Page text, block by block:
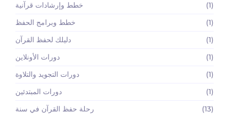
خطط وإرشادات قرآنية
(1)
خطط وبرامج الحفظ
(1)
دليلك لحفظ القرآن
(1)
دورات الأونلاين
(1)
دورات التجويد والتلاوة
(1)
دورات المبتدئين
(1)
رحلة حفظ القرآن في سنة
(13)